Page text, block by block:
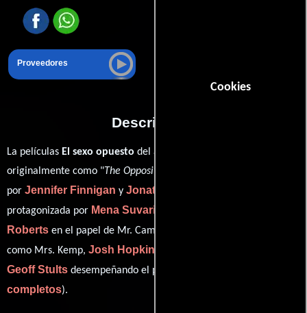
Cookies
Proveedores
Descripción
La películas El sexo opuesto del año 2014, conocida
originalmente como "The Opposite Sex
por Jennifer Finnigan y Jonathan Silverman
protagonizada por Mena Suvari
Roberts en el papel de Mr. Campbell,
como Mrs. Kemp, Josh Hopkins
Geoff Stults desempeñando el papel de Vince (
completos).